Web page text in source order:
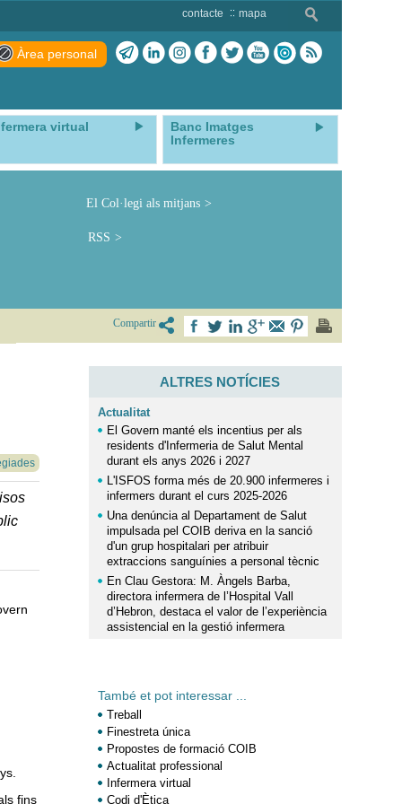
contacte mapa
Àrea personal
virtual
Banc Imatges
Infermeres
El Col·legi als mitjans
RSS
Compartir
fins
ALTRES NOTÍCIES
Actualitat
El Govern manté els incentius per als
residents d'Infermeria de Salut Mental
durant els anys 2026 i 2027
L'ISFOS forma més de 20.900 infermeres i
infermers durant el curs 2025-2026
Una denúncia al Departament de Salut
impulsada pel COIB deriva en la sanció
d'un grup hospitalari per atribuir
extraccions sanguínies a personal tècnic
En Clau Gestora: M. Àngels Barba,
directora infermera de l’Hospital Vall
d’Hebron, destaca el valor de l’experiència
assistencial en la gestió infermera
També et pot interessar ...
Treball
Finestreta única
Propostes de formació COIB
Actualitat professional
Infermera virtual
Codi d'Ètica